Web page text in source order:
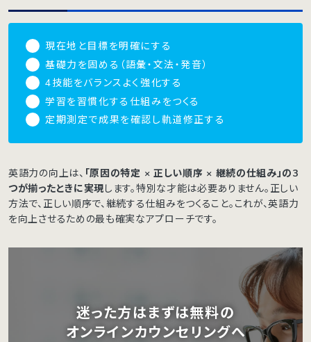
現在地と目標を明確にする
基礎力を固める（語彙・文法・発音）
4技能をバランスよく強化する
学習を習慣化する仕組みをつくる
定期測定で成果を確認し軌道修正する
英語力の向上は、 「原因の特定 × 正しい順序 × 継続の仕組み」の3
つが揃ったときに実現します。特別な才能は必要ありません。正しい
方法で、正しい順序で、継続する仕組みをつくること。これが、英語力
を向上させるための最も確実なアプローチです。
迷った方はまずは無料の
オンラインカウンセリングへ